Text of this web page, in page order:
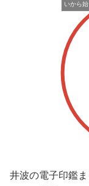
いから
井波の電子印鑑